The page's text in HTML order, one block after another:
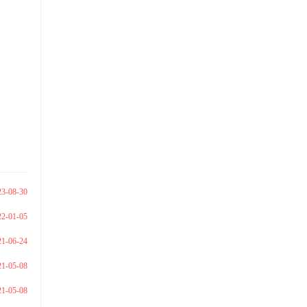
08-30
01-05
06-24
05-08
05-08